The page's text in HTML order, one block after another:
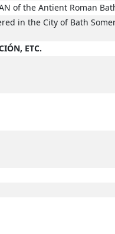
of the Antient Roman
in the City of Bath
ETC.